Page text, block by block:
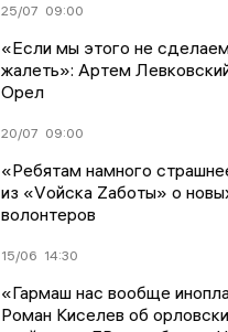
25/07 09:00
«Если мы этого не
жалеть»: Артем
Орел
20/07 09:00
«Ребятам намного
из «Vойска Zаботы» о
волонтеров
15/06 14:30
«Гармаш нас вообще
Роман Киселев об